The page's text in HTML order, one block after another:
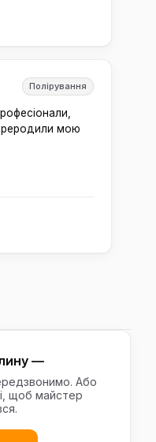
Полірування
мою
—
Або
щоб майстер